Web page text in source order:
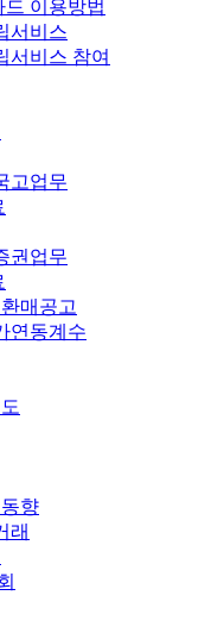
드 이용방법
서비스
서비스 참여
고업무
권업무
매공고
연동계수
향
래